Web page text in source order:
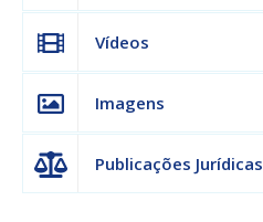
Vídeos
Imagens
Publicações Jurídicas